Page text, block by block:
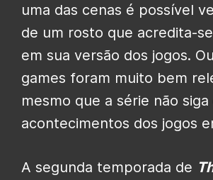
uma das cenas é possível
de um rosto que acredita-
em sua versão dos jogos.
games foram muito bem
mesmo que a série não siga
acontecimentos dos jogos
A segunda temporada de